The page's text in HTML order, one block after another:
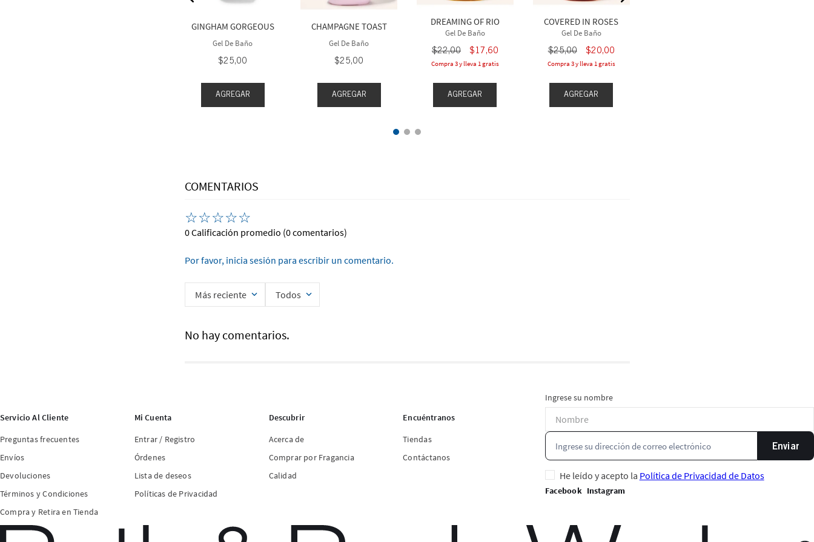
GINGHAM GORGEOUS
Gel De Baño
$25,00
AGREGAR
CHAMPAGNE TOAST
Gel De Baño
$25,00
AGREGAR
DREAMING OF RIO
Gel De Baño
$22,00 $17,60
Compra 3 y lleva 1 gratis
AGREGAR
COVERED IN ROSES
Gel De Baño
$25,00 $20,00
Compra 3 y lleva 1 gratis
AGREGAR
COMENTARIOS
☆☆☆☆☆
0 Calificación promedio (0 comentarios)
Por favor, inicia sesión para escribir un comentario.
Más reciente Todos
No hay comentarios.
Servicio Al Cliente
Preguntas frecuentes
Envíos
Devoluciones
Términos y Condiciones
Compra y Retira en Tienda
Mi Cuenta
Entrar / Registro
Órdenes
Lista de deseos
Políticas de Privacidad
Descubrir
Acerca de
Comprar por Fragancia
Calidad
Encuéntranos
Tiendas
Contáctanos
Ingrese su nombre
Enviar
He leído y acepto la Política de Privacidad de Datos